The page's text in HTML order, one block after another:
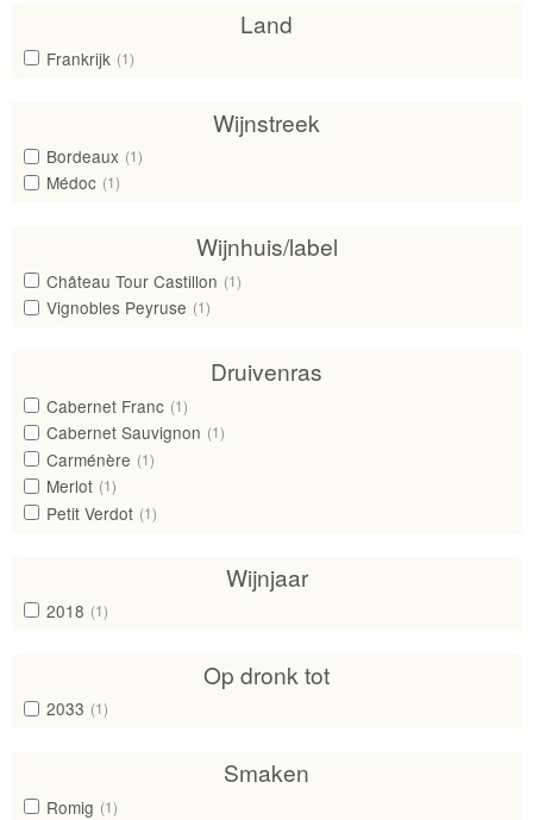
Land
Frankrijk (1)
Wijnstreek
Bordeaux (1)
Médoc (1)
Wijnhuis/label
Château Tour Castillon (1)
Vignobles Peyruse (1)
Druivenras
Cabernet Franc (1)
Cabernet Sauvignon (1)
Carménère (1)
Merlot (1)
Petit Verdot (1)
Wijnjaar
2018 (1)
Op dronk tot
2033 (1)
Smaken
Romig (1)